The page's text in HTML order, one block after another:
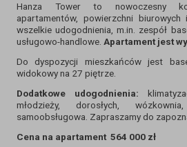
Hanza Tower to nowoczesny
apartamentów, powierzchni
wszelkie udogodnienia, m.in. zespół
usługowo-handlowe. Apartament jest
Do dyspozycji mieszkańców jest
widokowy na 27 piętrze.
Dodatkowe udogodnienia:
młodzieży, dorosłych,
samoobsługowa. Zapraszamy do
Cena na apartament 564 000 zł